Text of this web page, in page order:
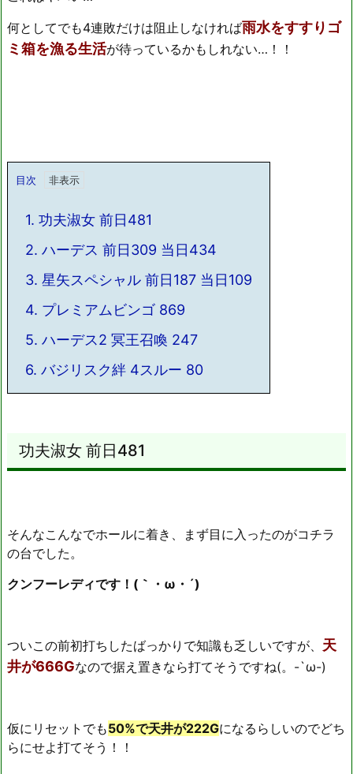
何としてでも4連敗だけは阻止しなければ雨水をすすりゴ
ミ箱を漁る生活が待っているかもしれない…！！
目次
1. 功夫淑女 前日481
2. ハーデス 前日309 当日434
3. 星矢スペシャル 前日187 当日109
4. プレミアムビンゴ 869
5. ハーデス2 冥王召喚 247
6. バジリスク絆 4スルー 80
功夫淑女 前日481
そんなこんなでホールに着き、まず目に入ったのがコチラ
の台でした。
クンフーレディです！(｀・ω・´)ゞ
ついこの前初打ちしたばっかりで知識も乏しいですが、 天
井が666Gなので据え置きなら打てそうですね(。-`ω-)
仮にリセットでも50%で天井が222Gになるらしいのでどち
らにせよ打てそう！！